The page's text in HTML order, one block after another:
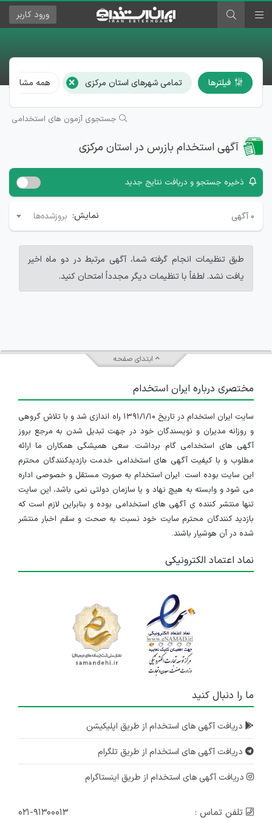
ورود کاربر
فیلترها تمامی شهرهای استان مرکزی × همه مشاغل
جستجوی آزمون های استخدامی
آگهی استخدام بازرس در استان مرکزی
ذخیره جستجو و دریافت نتایج جدید
۰ آگهی نمایش: بروزشده‌ها
طبق تنظیمات انجام گرفته شما، آگهی مرتبط در دو ماه اخیر
یافت نشد. لطفاً با تنظیمات دیگر مجدداً امتحان کنید.
ابتدای صفحه
مختصری درباره ایران استخدام
سایت ایران استخدام در تاریخ ۱۳۹۱/۱/۱۰ راه اندازی شد و با تلاش گروهی
و روزانه مدیران و نویسندگان خود در جهت تبدیل شدن به مرجع بروز
آگهی های استخدامی گام برداشت. سعی همیشگی همکاران ما ارائه
مطلوب و با کیفیت آگهی های استخدامی خدمت بازدیدکنندگان محترم
این سایت بوده است. ایران استخدام به صورت مستقل و خصوصی اداره
می شود و وابسته به هیچ نهاد و یا سازمان دولتی نمی باشد، این سایت
تنها منتشر کننده ی آگهی های استخدامی بوده و بنابراین لازم است که
بازدید کنندگان محترم سایت خود نسبت به صحت و سقم اخبار منتشر
شده در آن هوشیار باشند.
نماد اعتماد الکترونیکی
ما را دنبال کنید
دریافت آگهی های استخدام از طریق اپلیکیشن
دریافت آگهی های استخدام از طریق تلگرام
دریافت آگهی های استخدام از طریق اینستاگرام
تلفن تماس : ۰۲۱-۹۱۳۰۰۰۱۳